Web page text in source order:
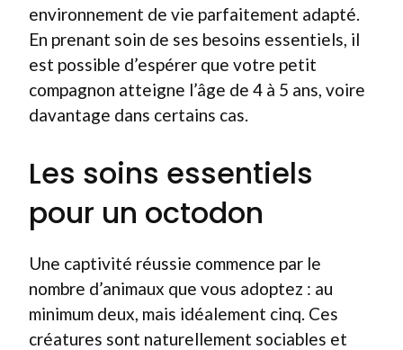
environnement de vie parfaitement adapté.
En prenant soin de ses besoins essentiels, il
est possible d’espérer que votre petit
compagnon atteigne l’âge de 4 à 5 ans, voire
davantage dans certains cas.
Les soins essentiels
pour un octodon
Une captivité réussie commence par le
nombre d’animaux que vous adoptez : au
minimum deux, mais idéalement cinq. Ces
créatures sont naturellement sociables et